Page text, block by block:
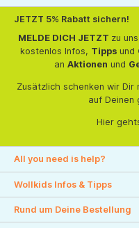
JETZT 5% Rabatt sichern!
MELDE DICH JETZT zu
kostenlos Infos, Tippsund
an Aktionen und
Zusätzlich schenken wir Dir
auf Deinen
Hier
All you need is help?
Wollkids Infos & Tipps
Rund um Deine Bestellung